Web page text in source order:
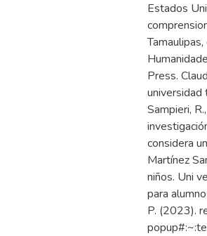
Estados
Press.
Sampieri,
considera
Martínez
niños. Uni
para
P. (2023).